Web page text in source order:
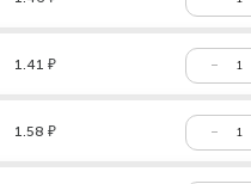
1.41 ₽
1.58 ₽